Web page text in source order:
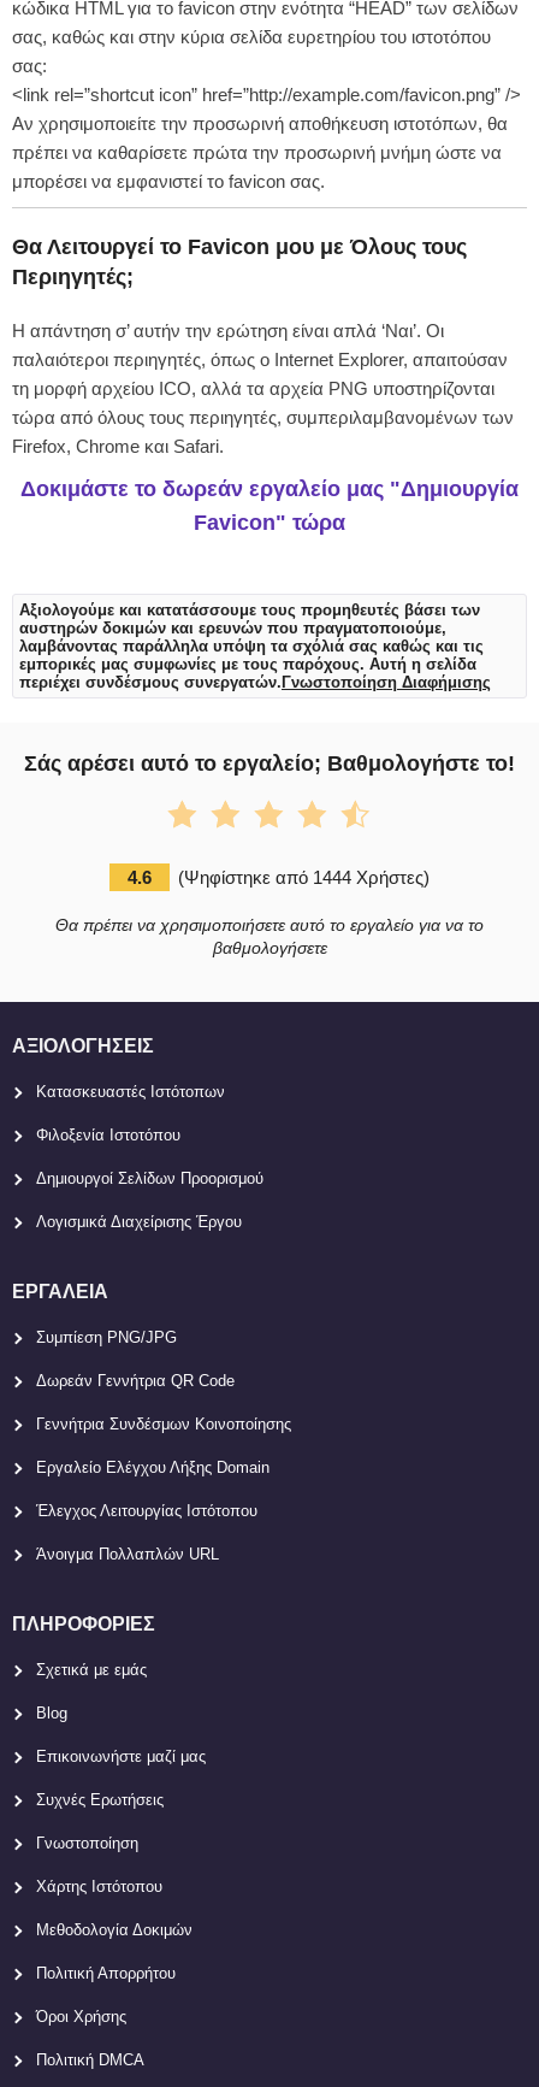
κώδικα HTML για το favicon στην ενότητα “HEAD” των σελίδων
σας, καθώς και στην κύρια σελίδα ευρετηρίου του ιστοτόπου
σας:
<link rel=”shortcut icon” href=”http://example.com/favicon.png” />
Αν χρησιμοποιείτε την προσωρινή αποθήκευση ιστοτόπων, θα
πρέπει να καθαρίσετε πρώτα την προσωρινή μνήμη ώστε να
μπορέσει να εμφανιστεί το favicon σας.
Θα Λειτουργεί το Favicon μου με Όλους τους
Περιηγητές;
Η απάντηση σ’ αυτήν την ερώτηση είναι απλά ‘Ναι’. Οι
παλαιότεροι περιηγητές, όπως ο Internet Explorer, απαιτούσαν
τη μορφή αρχείου ICO, αλλά τα αρχεία PNG υποστηρίζονται
τώρα από όλους τους περιηγητές, συμπεριλαμβανομένων των
Firefox, Chrome και Safari.
Δοκιμάστε το δωρεάν εργαλείο μας "Δημιουργία
Favicon" τώρα
Αξιολογούμε και κατατάσσουμε τους προμηθευτές βάσει των
αυστηρών δοκιμών και ερευνών που πραγματοποιούμε,
λαμβάνοντας παράλληλα υπόψη τα σχόλιά σας καθώς και τις
εμπορικές μας συμφωνίες με τους παρόχους. Αυτή η σελίδα
περιέχει συνδέσμους συνεργατών. Γνωστοποίηση Διαφήμισης
Σάς αρέσει αυτό το εργαλείο; Βαθμολογήστε το!
4.6 (Ψηφίστηκε από 1444 Χρήστες)
Θα πρέπει να χρησιμοποιήσετε αυτό το εργαλείο για να το
βαθμολογήσετε
ΑΞΙΟΛΟΓΉΣΕΙΣ
Κατασκευαστές Ιστότοπων
Φιλοξενία Ιστοτόπου
Δημιουργοί Σελίδων Προορισμού
Λογισμικά Διαχείρισης Έργου
ΕΡΓΑΛΕΊΑ
Συμπίεση PNG/JPG
Δωρεάν Γεννήτρια QR Code
Γεννήτρια Συνδέσμων Κοινοποίησης
Εργαλείο Ελέγχου Λήξης Domain
Έλεγχος Λειτουργίας Ιστότοπου
Άνοιγμα Πολλαπλών URL
ΠΛΗΡΟΦΟΡΊΕΣ
Σχετικά με εμάς
Blog
Επικοινωνήστε μαζί μας
Συχνές Ερωτήσεις
Γνωστοποίηση
Χάρτης Ιστότοπου
Μεθοδολογία Δοκιμών
Πολιτική Απορρήτου
Όροι Χρήσης
Πολιτική DMCA